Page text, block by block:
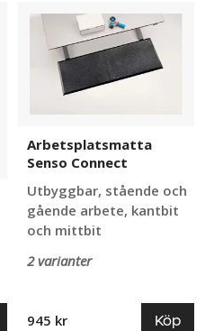
Arbetsplatsmatta
Senso
Connect
Arbetsplatsmatta
Senso Connect
Utbyggbar, stående och
gående arbete, kantbit
och mittbit
2 varianter
945 kr Köp